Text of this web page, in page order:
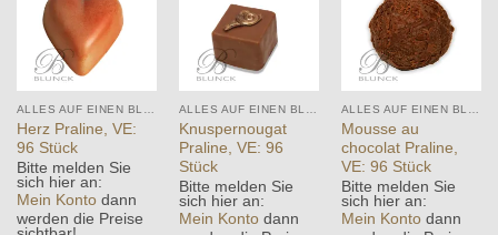
Add to
wishlist
Herz Praline, VE:
96 Stück
Bitte melden Sie
sich hier an:
Mein Kontodann
werden die Preise
Add to
wishlist
Knuspernougat
Praline, VE: 96
Stück
Bitte melden Sie
sich hier an:
Mein Kontodann
Add to
wishlist
Mousse au
chocolat Praline,
VE: 96 Stück
Bitte melden Sie
sich hier an:
Mein Kontodann